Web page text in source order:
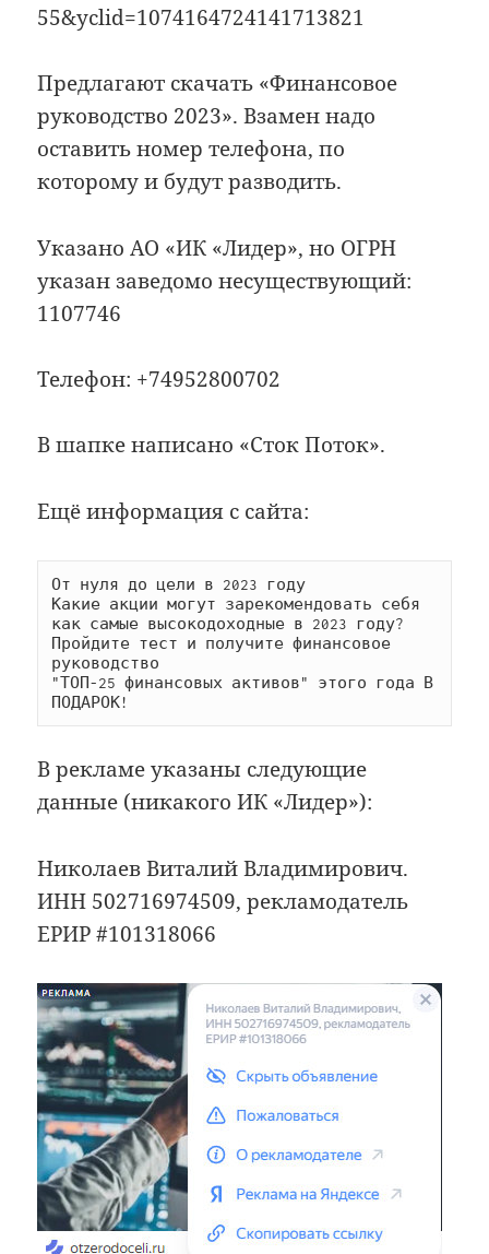
55&yclid=1074164724141713821
Предлагают скачать «Финансовое
руководство 2023». Взамен надо
оставить номер телефона, по
которому и будут разводить.
Указано АО «ИК «Лидер», но ОГРН
указан заведомо несуществующий:
1107746
Телефон: +74952800702
В шапке написано «Сток Поток».
Ещё информация с сайта:
От нуля до цели в 2023 году
Какие акции могут зарекомендовать себя
как самые высокодоходные в 2023 году?
Пройдите тест и получите финансовое
руководство
"ТОП-25 финансовых активов" этого года В
ПОДАРОК!
В рекламе указаны следующие
данные (никакого ИК «Лидер»):
Николаев Виталий Владимирович.
ИНН 502716974509, рекламодатель
ЕРИР #101318066